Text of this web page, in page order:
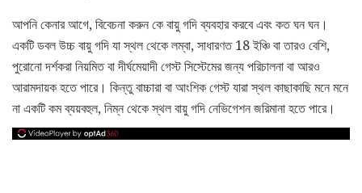
আপনি কেনার আগে, বিবেচনা করুন কে বায়ু গদি ব্যবহার করবে এবং কত ঘন ঘন।
একটি ডবল উচ্চ বায়ু গদি যা স্থল থেকে লম্বা, সাধারণত 18 ইঞ্চি বা তারও বেশি,
পুরোনো দর্শকরা নিয়মিত বা দীর্ঘমেয়াদী গেস্ট সিস্টেমের জন্য পরিচালনা বা আরও
আরামদায়ক হতে পারে। কিন্তু বাচ্চারা বা আংশিক গেস্ট যারা স্থল কাছাকাছি মনে মনে
না একটি কম ব্যয়বহুল, নিম্ন থেকে স্থল বায়ু গদি নেভিগেশন জরিমানা হতে পারে।